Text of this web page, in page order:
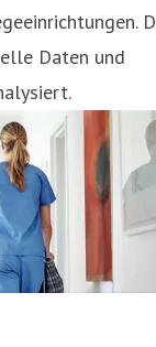
Daten und